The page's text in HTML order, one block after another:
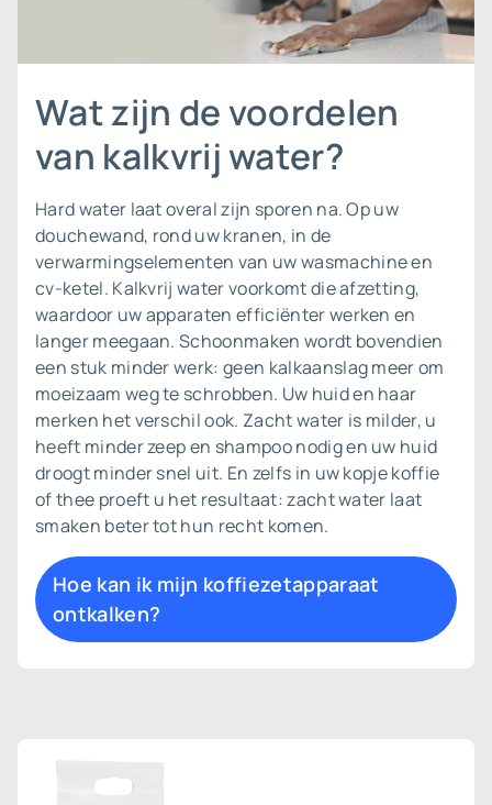
Wat zijn de voordelen
van kalkvrij water?
Hard water laat overal zijn sporen na. Op uw
douchewand, rond uw kranen, in de
verwarmingselementen van uw wasmachine en
cv-ketel. Kalkvrij water voorkomt die afzetting,
waardoor uw apparaten efficiënter werken en
langer meegaan. Schoonmaken wordt bovendien
een stuk minder werk: geen kalkaanslag meer om
moeizaam weg te schrobben. Uw huid en haar
merken het verschil ook. Zacht water is milder, u
heeft minder zeep en shampoo nodig en uw huid
droogt minder snel uit. En zelfs in uw kopje koffie
of thee proeft u het resultaat: zacht water laat
smaken beter tot hun recht komen.
Hoe kan ik mijn koffiezetapparaat
ontkalken?